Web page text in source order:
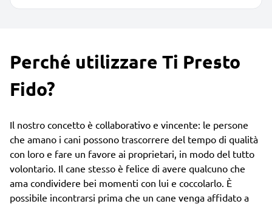
Perché utilizzare Ti Presto
Fido?
Il nostro concetto è collaborativo e vincente: le persone
che amano i cani possono trascorrere del tempo di qualità
con loro e fare un favore ai proprietari, in modo del tutto
volontario. Il cane stesso è felice di avere qualcuno che
ama condividere bei momenti con lui e coccolarlo. È
possibile incontrarsi prima che un cane venga affidato a